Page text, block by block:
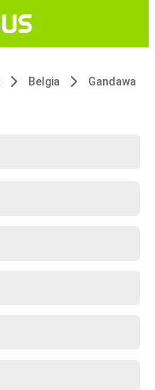
Belgia Gandawa